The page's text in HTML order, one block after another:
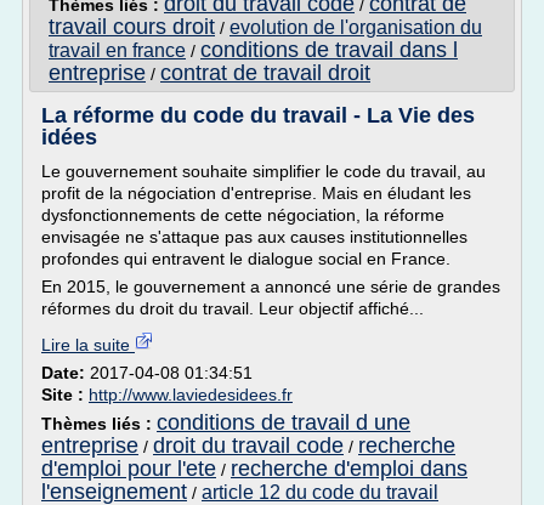
Thèmes liés :
/
travail cours droit / evolution de l'organisation du
travail en france / conditions de travail dans l
entreprise / contrat de travail droit
La réforme du code du travail - La Vie des
idées
Le gouvernement souhaite simplifier le code du travail, au
profit de la négociation d'entreprise. Mais en éludant les
dysfonctionnements de cette négociation, la réforme
envisagée ne s'attaque pas aux causes institutionnelles
profondes qui entravent le dialogue social en France.
En 2015, le gouvernement a annoncé une série de grandes
réformes du droit du travail. Leur objectif affiché...
Lire la suite
Date: 2017-04-08 01:34:51
Site : http://www.laviedesidees.fr
Thèmes liés : conditions de travail d une
entreprise / droit du travail code / recherche
d'emploi pour l'ete / recherche d'emploi dans
l'enseignement / article 12 du code du travail